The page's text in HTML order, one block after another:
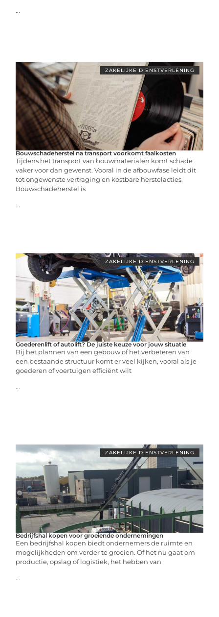
...
ZAKELIJKE DIENSTVERLENING
Bouwschadeherstel na transport voorkomt faalkosten
Tijdens het transport van bouwmaterialen komt schade
vaker voor dan gewenst. Vooral in de afbouwfase leidt dit
tot ongewenste vertraging en kostbare herstelacties.
Bouwschadeherstel is
...
ZAKELIJKE DIENSTVERLENING
Goederenlift of autolift? De juiste keuze voor jouw situatie
Bij het plannen van een gebouw of het verbeteren van
een bestaande structuur komt er veel kijken, vooral als je
goederen of voertuigen efficiënt wilt
...
ZAKELIJKE DIENSTVERLENING
Bedrijfshal kopen voor groeiende ondernemingen
Een bedrijfshal kopen biedt ondernemers de ruimte en
mogelijkheden om verder te groeien. Of het nu gaat om
productie, opslag of logistiek, het hebben van
...